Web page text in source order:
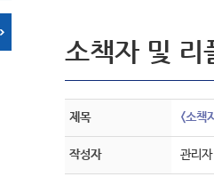
소책자 및 리
제목 <소책
작성자 관리자